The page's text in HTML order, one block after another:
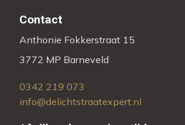
Contact
Anthonie Fokkerstraat 15
3772 MP Barneveld
0342 219 073
info@delichtstraatexpert.nl